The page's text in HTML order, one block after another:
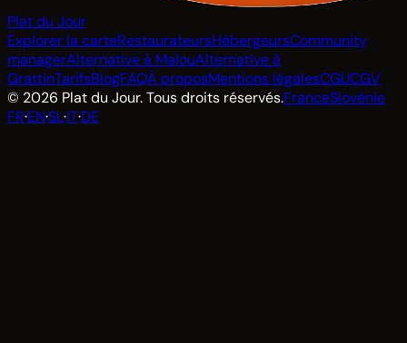
Plat du Jour
Explorer la carteRestaurateursHébergeursCommunity
managerAlternative à MalouAlternative à
GrattinTarifsBlogFAQÀ proposMentions légalesCGUCGV
© 2026 Plat du Jour. Tous droits réservés.FranceSlovénie
FR·EN·SL·IT·DE